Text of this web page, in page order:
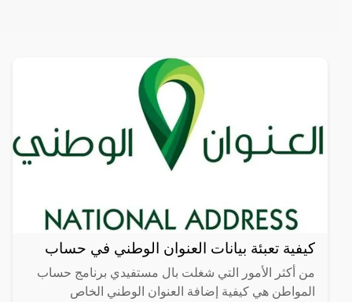
كيفية تعبئة بيانات العنوان الوطني في حساب
من أكثر الأمور التي شغلت بال مستفيدي برنامج حساب
المواطن هي كيفية إضافة العنوان الوطني الخاص